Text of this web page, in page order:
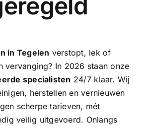
in Tegelen verstopt, lek of
vervanging? In 2026 staan onze
specialisten 24/7 klaar. Wij
herstellen en vernieuwen
scherpe tarieven, mét
veilig uitgevoerd. Onlangs